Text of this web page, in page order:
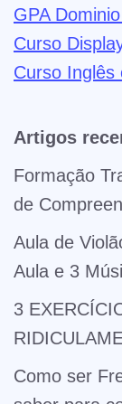
GPA
Curso
Curso Inglês
Artigos
Formação
de
Aula de
Aula e 3
3
Como ser